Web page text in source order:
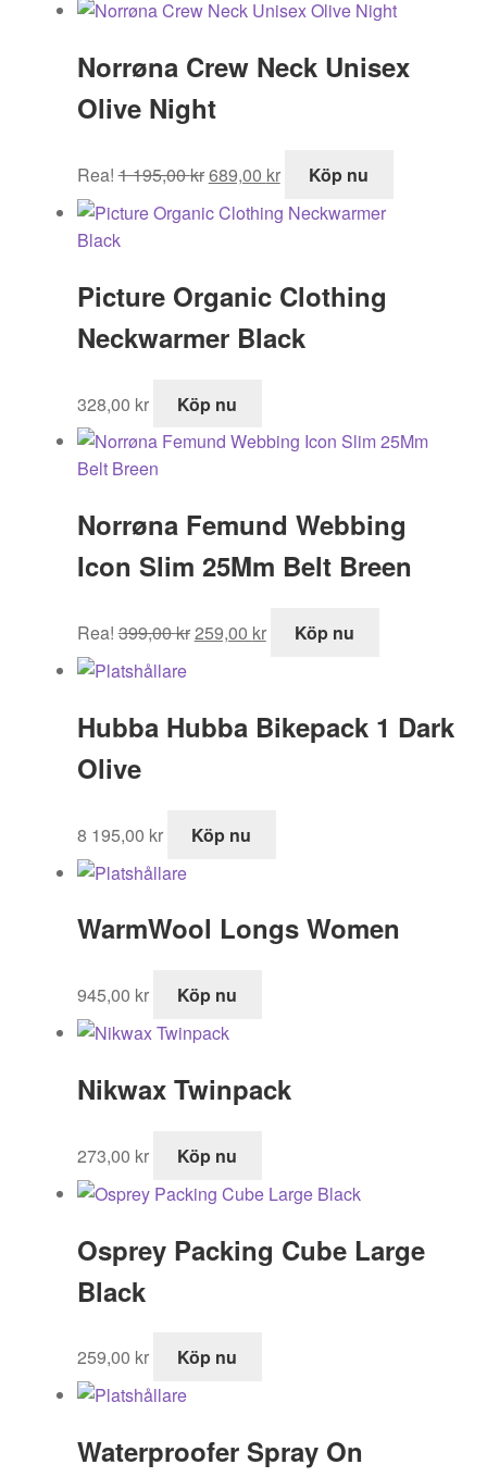
priset
499,00 kr.
priset
324,00 kr.
Norrøna Crew Neck Unisex
Olive Night
Rea! 1 195,00kr
ursprungliga
priset
195,00 kr.
689,00 kr
nuvarande
priset
Köp nu
Picture Organic Clothing
Neckwarmer Black
328,00 kr Köp nu
Norrøna Femund Webbing
Icon Slim 25Mm Belt Breen
Rea! 399,00kr
ursprungliga
399,00 kr.
259,00 kr
nuvarande
259,00 kr.
Köp nu
Hubba Hubba Bikepack 1 Dark
Olive
8 195,00 kr Köp nu
WarmWool Longs Women
945,00 kr Köp nu
Nikwax Twinpack
273,00 kr Köp nu
Osprey Packing Cube Large
Black
259,00 kr Köp nu
Waterproofer Spray On